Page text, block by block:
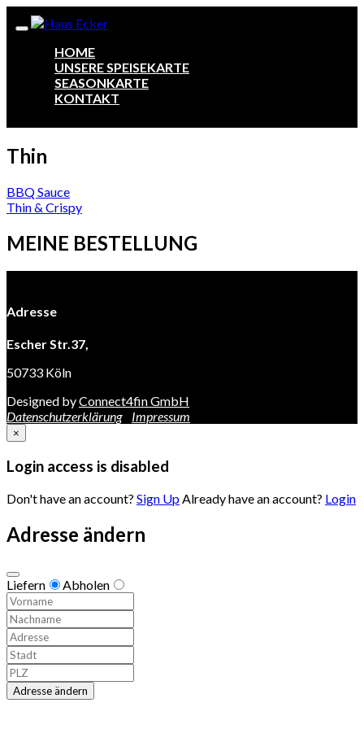
HOME
UNSERE SPEISEKARTE
SEASONKARTE
KONTAKT
Thin
Beitragsnavigation
BBQ Sauce
Thin & Crispy
MEINE BESTELLUNG
Adresse
Escher Str.37,
50733 Köln
Designed byConnect4fin GmbH
Datenschutzerklärung
Impressum
×
Login access is disabled
Don't have an account? Sign Up Already have an account? Login
Adresse ändern
Liefern Abholen
Adresse ändern